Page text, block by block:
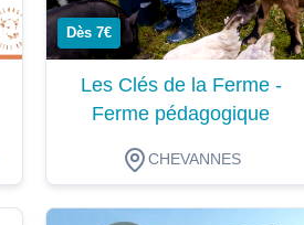
Dès 7€
Les Clés de la Ferme -
Ferme pédagogique
CHEVANNES